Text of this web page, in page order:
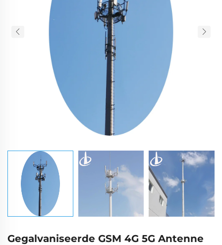
Gegalvaniseerde GSM 4G 5G Antenne